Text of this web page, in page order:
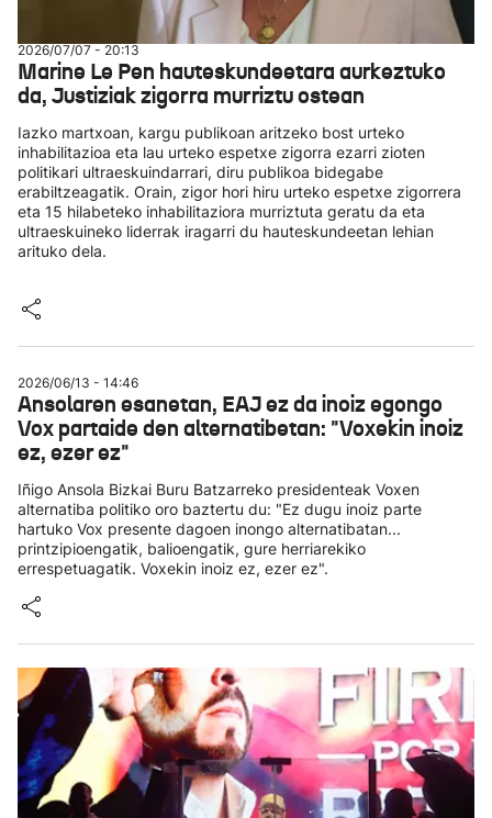
2026/07/07 - 20:13
Marine Le Pen hauteskundeetara aurkeztuko
da, Justiziak zigorra murriztu ostean
Iazko martxoan, kargu publikoan aritzeko bost urteko
inhabilitazioa eta lau urteko espetxe zigorra ezarri zioten
politikari ultraeskuindarrari, diru publikoa bidegabe
erabiltzeagatik. Orain, zigor hori hiru urteko espetxe zigorrera
eta 15 hilabeteko inhabilitaziora murriztuta geratu da eta
ultraeskuineko liderrak iragarri du hauteskundeetan lehian
arituko dela.
2026/06/13 - 14:46
Ansolaren esanetan, EAJ ez da inoiz egongo
Vox partaide den alternatibetan: "Voxekin inoiz
ez, ezer ez"
Iñigo Ansola Bizkai Buru Batzarreko presidenteak Voxen
alternatiba politiko oro baztertu du: "Ez dugu inoiz parte
hartuko Vox presente dagoen inongo alternatibatan...
printzipioengatik, balioengatik, gure herriarekiko
errespetuagatik. Voxekin inoiz ez, ezer ez".